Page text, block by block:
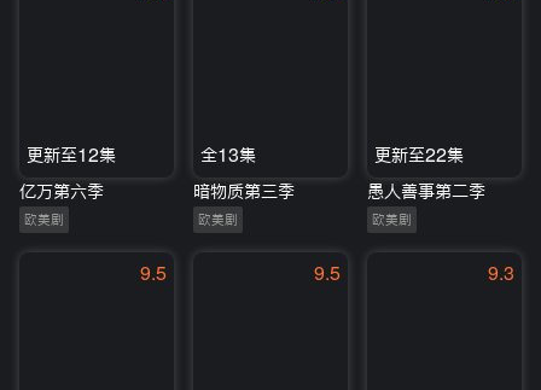
更新至12集
亿万第六季
欧美剧
全13集
暗物质第三季
欧美剧
更新至22集
愚人善事第二季
欧美剧
9.5 9.5 9.3